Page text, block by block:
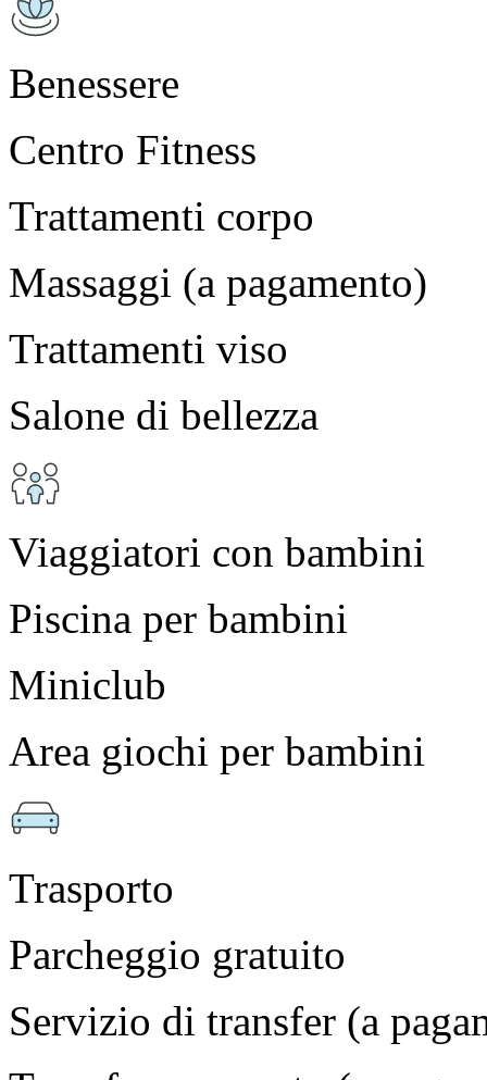
Benessere
Centro Fitness
Trattamenti corpo
Massaggi (a pagamento)
Trattamenti viso
Salone di bellezza
Viaggiatori con bambini
Piscina per bambini
Miniclub
Area giochi per bambini
Trasporto
Parcheggio gratuito
Servizio di transfer (a